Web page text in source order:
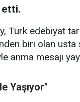
etti.
Türk edebiyat
biri olan usta
anma mesajı
Yaşıyor"